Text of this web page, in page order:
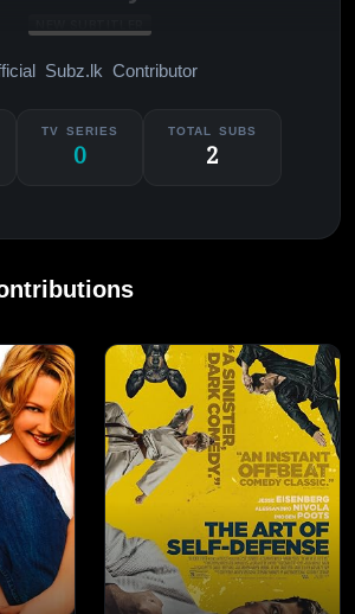
Subz.lk Contributor
TV SERIES
0
TOTAL SUBS
2